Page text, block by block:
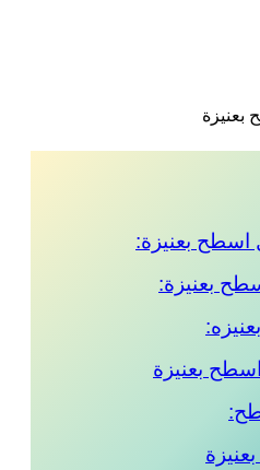
بعنيزة:
بعنيزة:
بعنيزة